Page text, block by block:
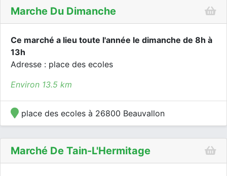
Marche Du Dimanche
Ce marché a lieu toute l'année le dimanche de 8h à
13h
Adresse : place des ecoles
Environ 13.5 km
place des ecoles à 26800 Beauvallon
Marché De Tain-L'Hermitage